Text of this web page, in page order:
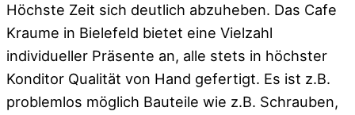
Höchste Zeit sich deutlich abzuheben. Das Cafe
Kraume in Bielefeld bietet eine Vielzahl
individueller Präsente an, alle stets in höchster
Konditor Qualität von Hand gefertigt. Es ist z.B.
problemlos möglich Bauteile wie z.B. Schrauben,